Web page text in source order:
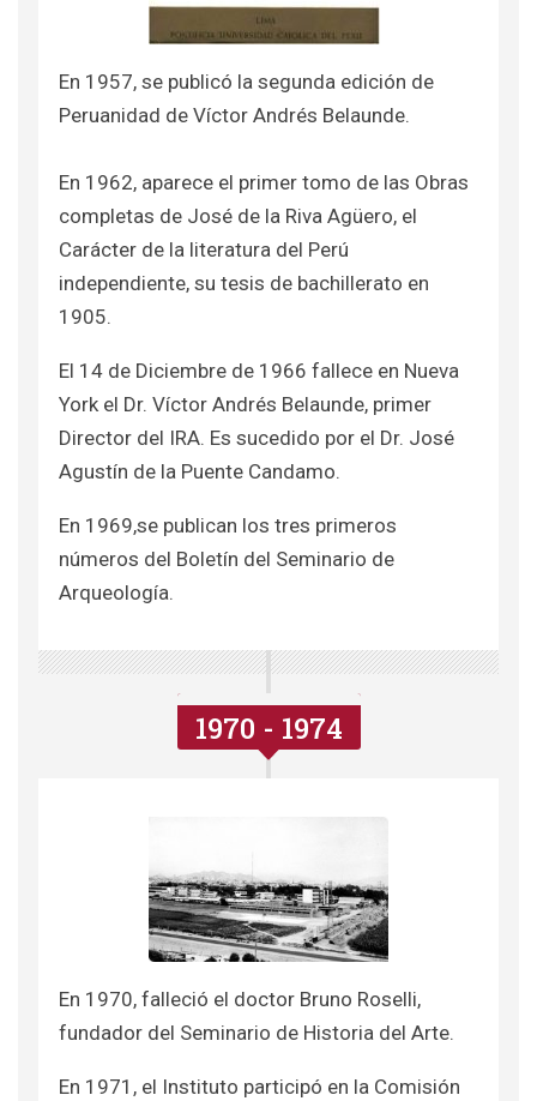
En 1957, se publicó la segunda edición de
Peruanidad de Víctor Andrés Belaunde.
En 1962, aparece el primer tomo de las Obras
completas de José de la Riva Agüero, el
Carácter de la literatura del Perú
independiente, su tesis de bachillerato en
1905.
El 14 de Diciembre de 1966 fallece en Nueva
York el Dr. Víctor Andrés Belaunde, primer
Director del IRA. Es sucedido por el Dr. José
Agustín de la Puente Candamo.
En 1969,se publican los tres primeros
números del Boletín del Seminario de
Arqueología.
1970 - 1974
En 1970, falleció el doctor Bruno Roselli,
fundador del Seminario de Historia del Arte.
En 1971, el Instituto participó en la Comisión